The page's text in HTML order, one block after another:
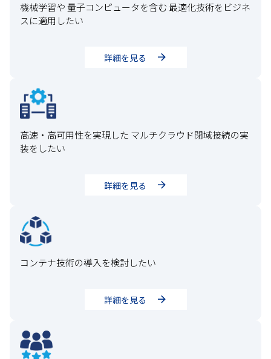
機械学習や 量子コンピュータを含む 最適化技術をビジネ
スに適用したい
詳細を見る
高速・高可用性を実現した マルチクラウド閉域接続の実
装をしたい
詳細を見る
コンテナ技術の導入を検討したい
詳細を見る